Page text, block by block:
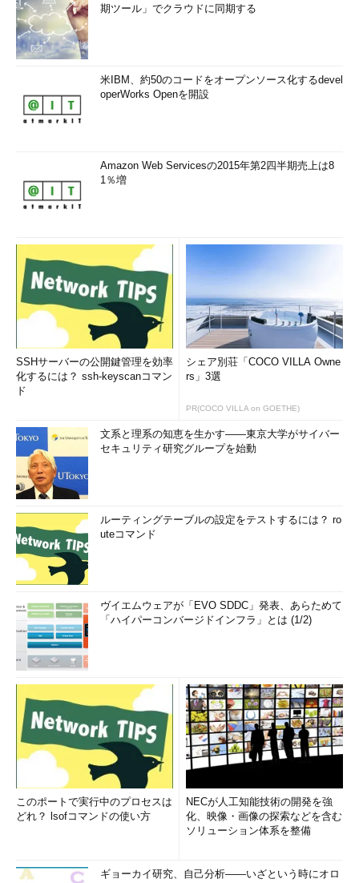
期ツール」でクラウドに同期する
米IBM、約50のコードをオープンソース化するdevel
operWorks Openを開設
Amazon Web Servicesの2015年第2四半期売上は8
1％増
SSHサーバーの公開鍵管理を効率
化するには？ ssh-keyscanコマン
ド
シェア別荘「COCO VILLA Owne
rs」3選
PR(COCO VILLA on GOETHE)
文系と理系の知恵を生かす――東京大学がサイバー
セキュリティ研究グループを始動
ルーティングテーブルの設定をテストするには？ ro
uteコマンド
ヴイエムウェアが「EVO SDDC」発表、あらためて
「ハイパーコンバージドインフラ」とは (1/2)
このポートで実行中のプロセスは
どれ？ lsofコマンドの使い方
NECが人工知能技術の開発を強
化、映像・画像の探索などを含む
ソリューション体系を整備
ギョーカイ研究、自己分析――いざという時にオロ